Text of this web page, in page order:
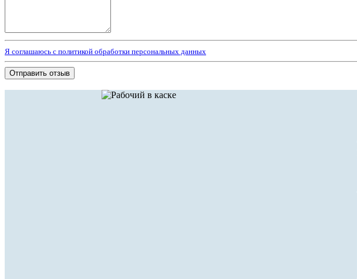
Я соглашаюсь с политикой обработки персональных данных
Отправить отзыв